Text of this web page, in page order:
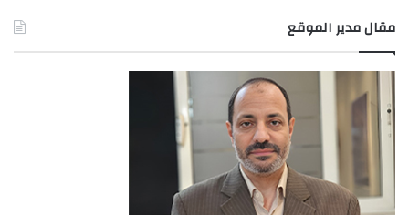
مقال مدير الموقع